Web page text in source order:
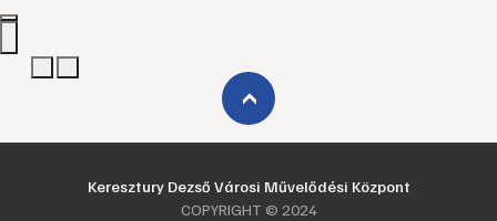
›
Keresztury Dezső Városi Művelődési Központ
COPYRIGHT © 2024